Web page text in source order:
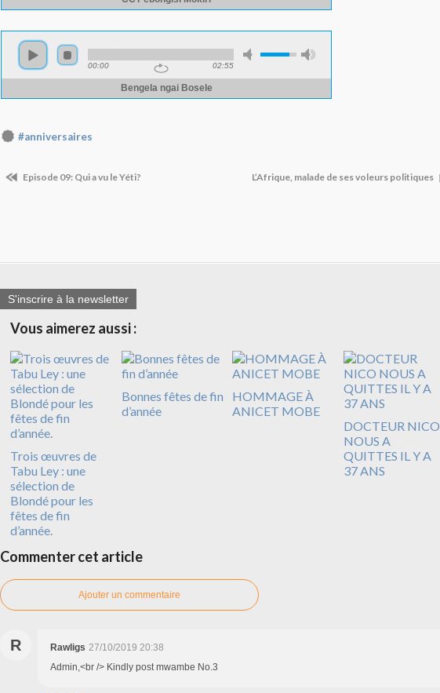
#anniversaires
Episode 09: Qui a vu le Yéti? L’Afrique, malade de ses voleurs politiques
S'inscrire à la newsletter
Vous aimerez aussi :
Trois œuvres de
Tabu Ley : une
sélection de
Blondé pour les
fêtes de fin
d’année.
Bonnes fêtes de fin
d’année
HOMMAGE À
ANICET MOBE
DOCTEUR NICO
NOUS A
QUITTES IL Y A
37 ANS
Commenter cet article
Ajouter un commentaire
R Rawligs 27/10/2019 20:38
Admin,<br /> Kindly post mwambe No.3